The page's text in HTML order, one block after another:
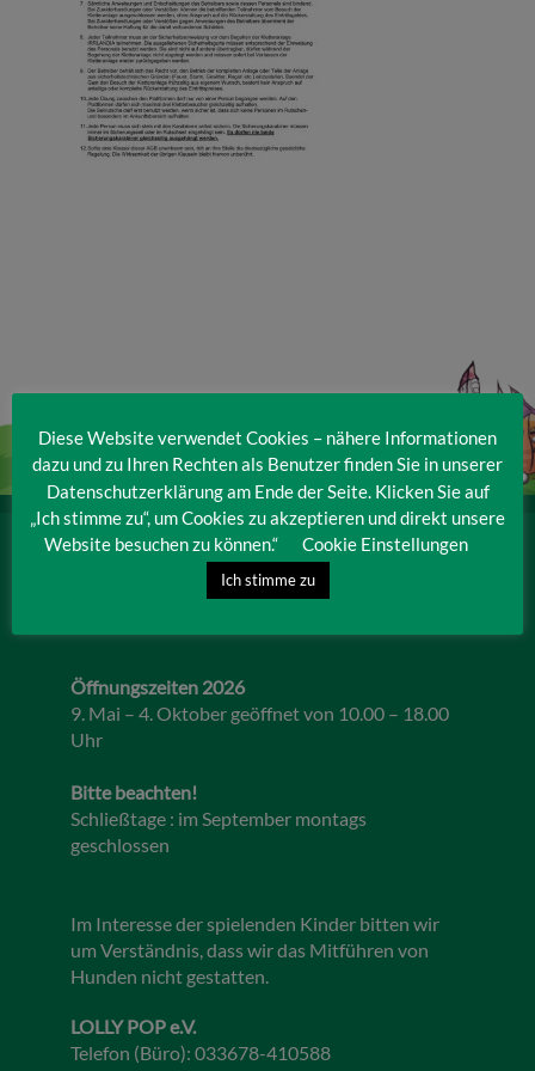
Veranstaltungen
Baumpaten
Kontakt
IRRLANDIA – der MitMachPark
Öffnungszeiten 2026
9. Mai – 4. Oktober geöffnet von 10.00 – 18.00
Uhr
Bitte beachten!
Schließtage : im September montags
geschlossen
Im Interesse der spielenden Kinder bitten wir
um Verständnis, dass wir das Mitführen von
Hunden nicht gestatten.
LOLLY POP e.V.
Telefon (Büro): 033678-410588
Diese Website verwendet Cookies – nähere Informationen
dazu und zu Ihren Rechten als Benutzer finden Sie in unserer
Datenschutzerklärung am Ende der Seite. Klicken Sie auf
„Ich stimme zu“, um Cookies zu akzeptieren und direkt unsere
Website besuchen zu können.“
Cookie Einstellungen
Ich stimme zu